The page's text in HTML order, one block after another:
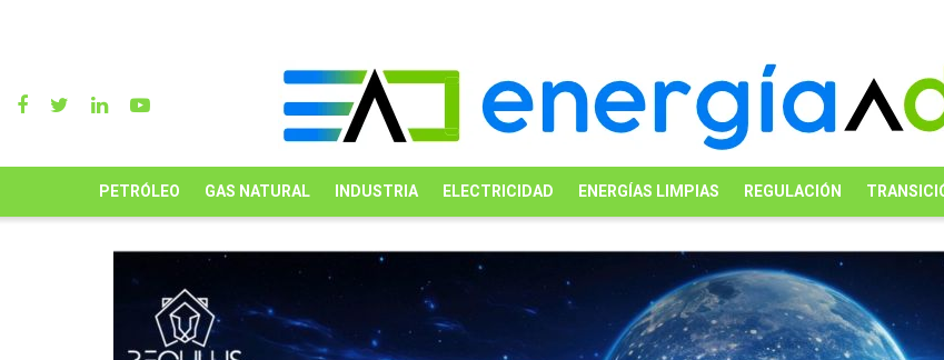
PETRÓLEO GAS NATURAL INDUSTRIA ELECTRICIDAD ENERGÍAS LIMPIAS REGULACIÓN